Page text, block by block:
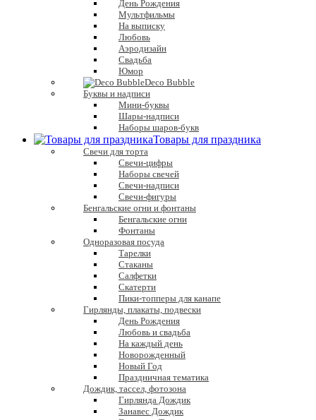
День Рождения
Мультфильмы
На выписку
Любовь
Аэродизайн
Свадьба
Юмор
Deco Bubble
Буквы и надписи
Мини-буквы
Шары-надписи
Наборы шаров-букв
Товары для праздника
Свечи для торта
Свечи-цифры
Наборы свечей
Свечи-надписи
Свечи-фигуры
Бенгальские огни и фонтаны
Бенгальские огни
Фонтаны
Одноразовая посуда
Тарелки
Стаканы
Салфетки
Скатерти
Пики-топперы для канапе
Гирлянды, плакаты, подвески
День Рождения
Любовь и свадьба
На каждый день
Новорожденный
Новый Год
Праздничная тематика
Дождик, тассел, фотозона
Гирлянда Дождик
Занавес Дождик